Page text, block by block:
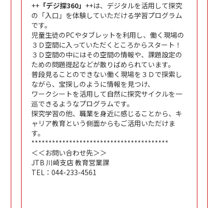
++ 「デジ探360」 ++は、デジタルを活用して探究
の「入口」を体験していただける学習プログラム
です。
児童生徒のPCやタブレットを利用し、働く現場の
３Ｄ空間に入っていただくところからスタート！
３Ｄ空間の中にはその空間の情報や、課題設定の
ための問題提起などが散りばめられています。
普段見ることのできない働く現場を３Ｄで探索し
ながら、宝探しのように情報を見つけ、
ワークシートを活用して自然に探究サイクルを一
巡できるようなプログラムです。
探究学習の他、職業を身近に感じることから、キ
ャリア教育という側面からもご活用いただけま
す。
****************************************
＜＜お問い合わせ先＞＞
JTB 川崎支店 教育営業課
TEL：044-233-4561